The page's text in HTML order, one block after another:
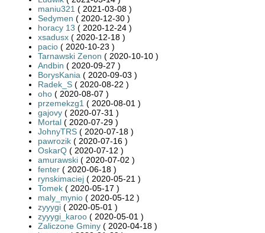
maniu321 ( 2021-03-08 )
Sedymen ( 2020-12-30 )
horacy 13 ( 2020-12-24 )
xsadusx ( 2020-12-18 )
pacio ( 2020-10-23 )
Tarnawski Zenon ( 2020-10-10 )
Andbin ( 2020-09-27 )
BorysKania ( 2020-09-03 )
Radek_S ( 2020-08-22 )
oho ( 2020-08-07 )
przemekzg1 ( 2020-08-01 )
gajovy ( 2020-07-31 )
Mortal ( 2020-07-29 )
JohnyTRS ( 2020-07-18 )
pawrozik ( 2020-07-16 )
OskarQ ( 2020-07-12 )
amurawski ( 2020-07-02 )
fenter ( 2020-06-18 )
rynskimaciej ( 2020-05-21 )
Tomek ( 2020-05-17 )
maly_mynio ( 2020-05-12 )
zyyygi ( 2020-05-01 )
zyyygi_karoo ( 2020-05-01 )
Zaliczone Gminy ( 2020-04-18 )